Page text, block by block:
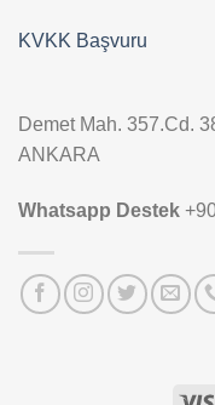
KVKK Başvuru
Demet Mah. 357.Cd.
ANKARA
Whatsapp Destek